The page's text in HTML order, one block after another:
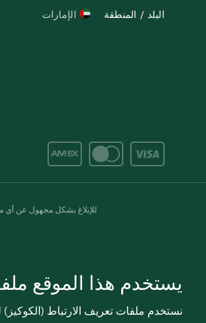
البلد / المنطقة الإمارات
للإبلاغ بشكل مجهول عن أي
يستخدم هذا الموقع
نستخدم ملفات تعريف الارتباط